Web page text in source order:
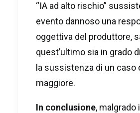
“IA ad alto rischio”
evento dannoso una
oggettiva del produttore,
quest’ultimo sia in grado
la sussistenza di un caso
maggiore.
In conclusione,